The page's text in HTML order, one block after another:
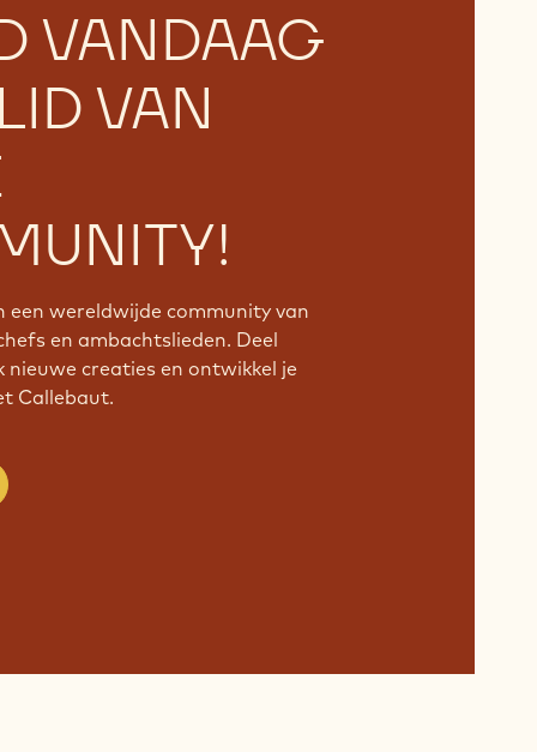
VANDAAG
VAN
een wereldwijde community van
en ambachtslieden. Deel
creaties en ontwikkel je
Callebaut.